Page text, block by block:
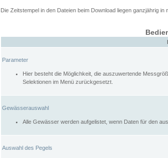
Die Zeitstempel in den Dateien beim Download liegen ganzjährig in
Parameter
Hier besteht die Möglichkeit, die auszuwertende
Selektionen im Menü zurückgesetzt.
Gewässerauswahl
Alle Gewässer werden aufgelistet, wenn Daten für den
Auswahl des Pegels